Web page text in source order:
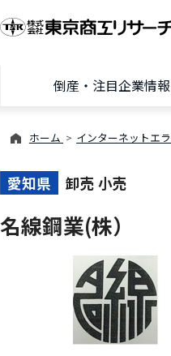
倒産・注目企業情報
ホーム インターネットエ
愛知県 卸売 小売
名線鋼業(株）